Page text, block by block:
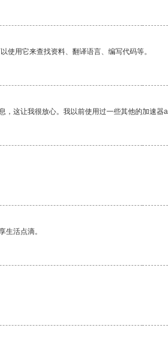
使用它来查找资料、翻译语言、编写代码等。
这让我很放心。我以前使用过一些其他的加速器
生活点滴。